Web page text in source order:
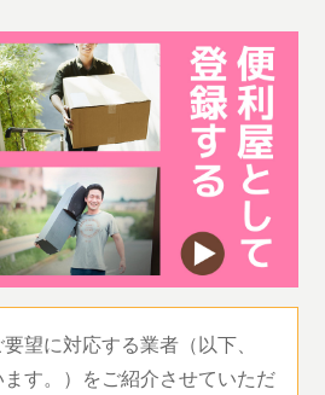
望に対応する業者（以下、
ます。）をご紹介させていただ